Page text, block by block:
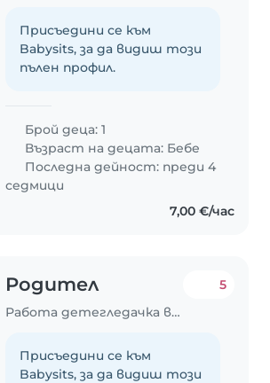
Присъедини се към
Babysits, за да видиш този
пълен профил.
Брой деца: 1
Възраст на децата: Бебе
Последна дейност: преди 4
седмици
7,00 €/час
Родител
Работа детегледачка в Пловдив
5
Присъедини се към
Babysits, за да видиш този